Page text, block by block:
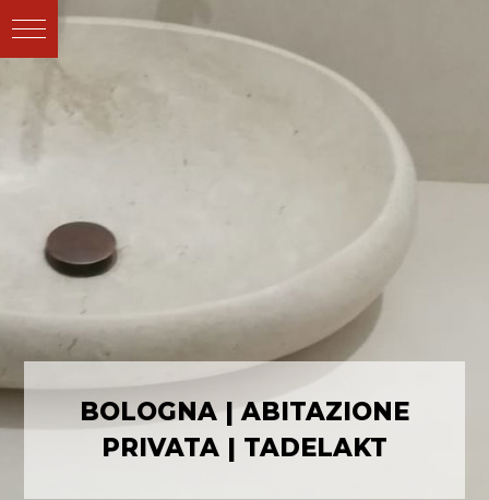
BOLOGNA | ABITAZIONE
PRIVATA | TADELAKT